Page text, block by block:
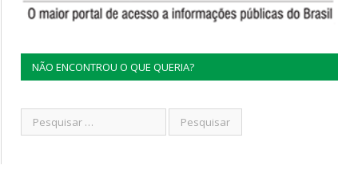
NÃO ENCONTROU O QUE QUERIA?